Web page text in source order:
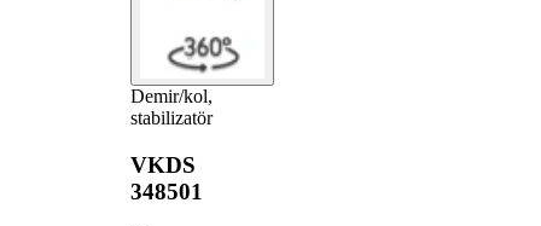
Demir/kol,
stabilizatör
VKDS
348501